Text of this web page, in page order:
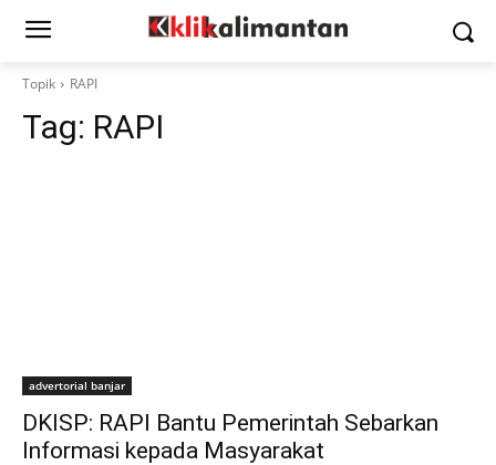
Topik RAPI
Tag: RAPI
advertorial banjar
DKISP: RAPI Bantu Pemerintah Sebarkan
Informasi kepada Masyarakat